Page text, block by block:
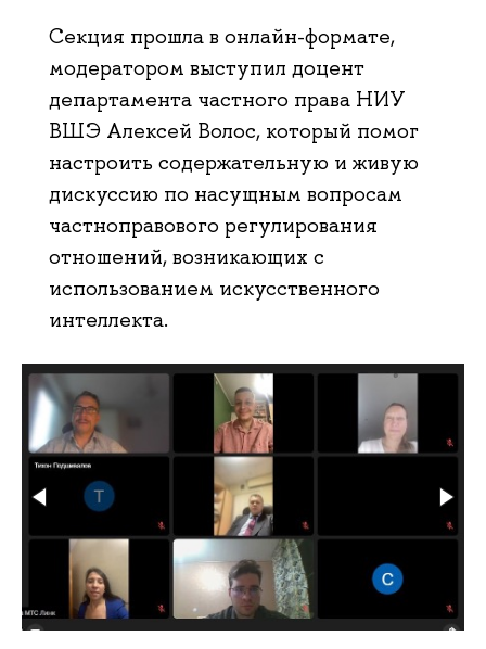
Секция прошла в онлайн-формате,
модератором выступил доцент
департамента частного права НИУ
ВШЭ Алексей Волос, который помог
настроить содержательную и живую
дискуссию по насущным вопросам
частноправового регулирования
отношений, возникающих с
использованием искусственного
интеллекта.